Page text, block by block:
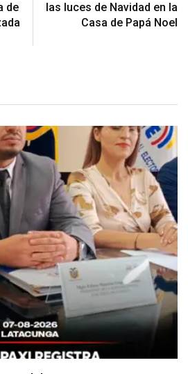
de
las luces de Navidad en la
Casa de Papá Noel